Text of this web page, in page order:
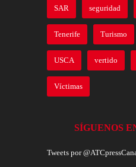
SAR seguridad
Tenerife Turismo
USCA vertido
Víctimas
SÍGUENOS
Tweets por